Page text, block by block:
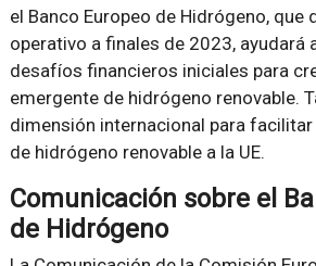
el Banco Europeo de Hidrógeno, que
operativo a finales de 2023, ayudará
desafíos financieros iniciales para
emergente de hidrógeno renovable.
dimensión internacional para
de hidrógeno renovable a la UE.
Comunicación sobre el
de Hidrógeno